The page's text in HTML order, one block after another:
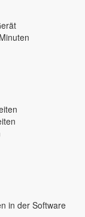
in der Software